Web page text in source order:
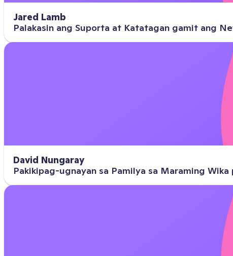
Jared Lamb
Palakasin ang Suporta at Katatagan gamit ang
David Nungaray
Pakikipag-ugnayan sa Pamilya sa Maraming